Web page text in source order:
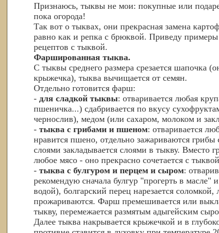
Признаюсь, тыквы не мои: покупные или
пока огорода!
Так вот о тыквах, они прекрасная замена
равно как и репка с брюквой. Приведу
рецептов с тыквой.
Фаршированная тыква.
С тыквы среднего размера срезается шапочка
крыжечка), тыква вычищается от семян.
Отдельно готовится фарш:
- для сладкой тыквы: отваривается любая
пшеничка...) сдабривается по вкусу
чернослив), медом (или сахаром, молоком и
- тыква с грибами и пшеном: отваривается
нравится пшено, отдельно зажариваются грибы
слоями закладывается слоями в тыкву. Вместо
любое мясо - оно прекрасно сочетается с
- тыква с булгуром и перцем и сыром:
рекомендую сначала булгур "прогерть в масле"
водой), болгарский перец нарезается
прожариваются. Фарш премешивается или
тыкву, перемежается размятым адыгейским
Далее тыква накрывается крыжечкой и в